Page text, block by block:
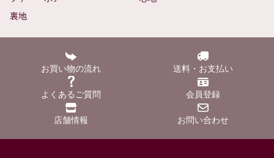
裏地
お買い物の流れ 送料・お支払い
よくあるご質問 会員登録
店舗情報 お問い合わせ